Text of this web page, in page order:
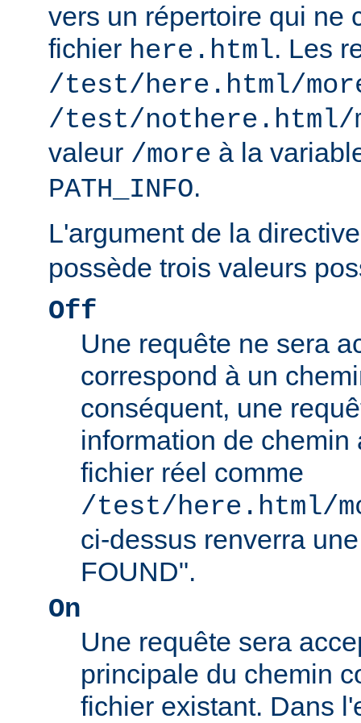
vers un répertoire qui ne
fichier here.html. Les
/test/here.html/
/test/nothere.html/
valeur /more à la
PATH_INFO.
L'argument de la
possède trois valeurs
Off
Une requête ne sera
correspond à un
conséquent, une
information de chemin
fichier réel comme
/test/here.html/
ci-dessus renverra
FOUND".
On
Une requête sera
principale du chemin
fichier existant. Dans